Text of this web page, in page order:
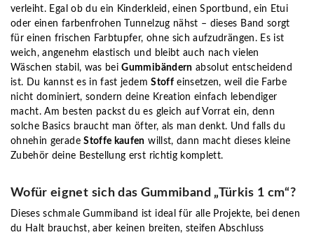
verleiht. Egal ob du ein Kinderkleid, einen Sportbund, ein Etui
oder einen farbenfrohen Tunnelzug nähst – dieses Band sorgt
für einen frischen Farbtupfer, ohne sich aufzudrängen. Es ist
weich, angenehm elastisch und bleibt auch nach vielen
Wäschen stabil, was beiGummibändern absolut entscheidend
ist. Du kannst es in fast jedemStoffeinsetzen, weil die Farbe
nicht dominiert, sondern deine Kreation einfach lebendiger
macht. Am besten packst du es gleich auf Vorrat ein, denn
solche Basics braucht man öfter, als man denkt. Und falls du
ohnehin geradeStoffe kaufen willst, dann macht dieses kleine
Zubehör deine Bestellung erst richtig komplett.
Wofür eignet sich das Gummiband „Türkis 1 cm“?
Dieses schmale Gummiband ist ideal für alle Projekte, bei denen
du Halt brauchst, aber keinen breiten, steifen Abschluss